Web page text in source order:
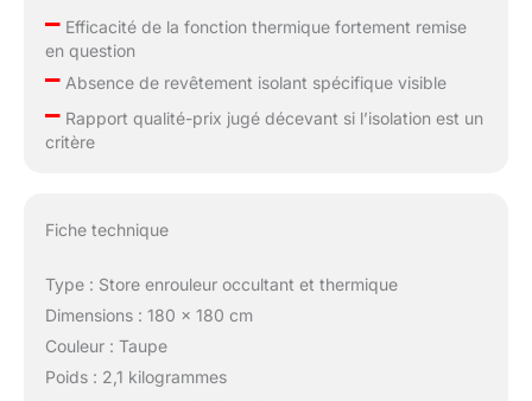
–Efficacité de la fonction thermique fortement remise
en question
–Absence de revêtement isolant spécifique visible
–Rapport qualité-prix jugé décevant si l’isolation est un
critère
Fiche technique
Type : Store enrouleur occultant et thermique
Dimensions : 180 x 180 cm
Couleur : Taupe
Poids : 2,1 kilogrammes